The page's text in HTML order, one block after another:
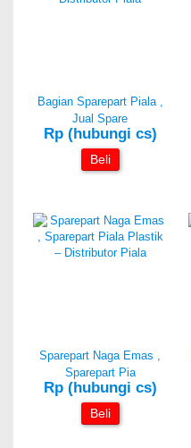
Bagian Sparepart Piala ,
Jual Spare
Rp (hubungi cs)
Beli
Sparepart Naga Emas ,
Sparepart Pia
Rp (hubungi cs)
Beli